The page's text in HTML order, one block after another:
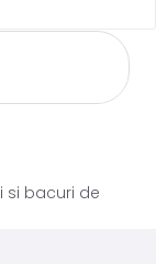
si bacuri de